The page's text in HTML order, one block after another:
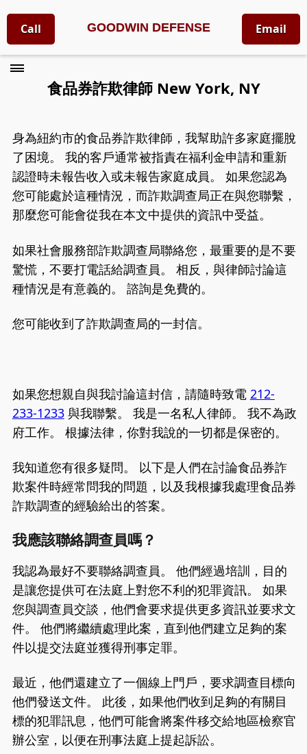
Call GOODWIN DEFENSE Email
食品券詐欺律師 New York, NY
身為紐約市的食品券詐欺律師，我幫助許多家庭擺脫
了困境。 我的客戶通常被指責在福利金申請和重新
認證時未報告收入或未報告家庭成員。 如果您認為
您可能處於這種情況，而詐欺調查局正在與您聯繫，
那麼您可能會從我在本文中提供的資訊中受益。
如果社會服務部詐欺調查局聯絡您，最重要的是不要
驚慌，不要打電話給調查員。 相反，與律師討論這
種情況是有意義的。 諮詢是免費的。
您可能收到了詐欺調查局的一封信。
如果您想親自與我討論這封信，請隨時致電 212-
233-1233與我聯繫。 我是一名私人律師。 我不為政
府工作。 根據法律，你對我說的一切都是保密的。
我知道您有很多疑問。 以下是人們在討論食品券詐
欺案件時經常問我的問題，以及我根據我處理食品券
詐欺調查的經驗給出的答案。
我應該聯絡調查員嗎？
我認為最好不要聯絡調查員。 他們經過培訓，目的
是讓您提供可在法庭上對您不利的犯罪資訊。 如果
您與調查員交談，他們會要求提供更多資訊並要求文
件。 他們將繼續處理此案，直到他們建立足夠的案
件以提交法庭並獲得刑事定罪。
最近，他們還建立了一個線上門戶，要求調查目標向
他們發送文件。 此後，如果他們收到足夠的有關目
標的犯罪訊息，他們可能會將案件移交給地區檢察官
辦公室，以便在刑事法庭上提起訴訟。